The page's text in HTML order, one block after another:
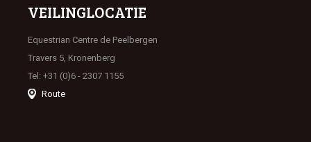
VEILINGLOCATIE
Equestrian Centre de Peelbergen
Travers 5, Kronenberg
Tel: +31 (0)6 - 2307 1155
Route